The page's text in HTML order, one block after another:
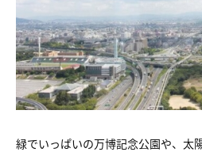
緑でいっぱいの万博記念公園や、太